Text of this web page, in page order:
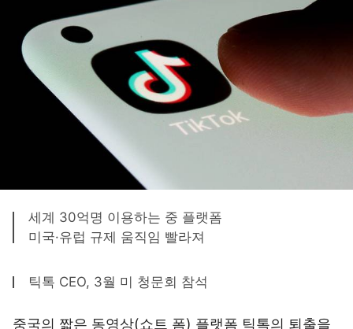
세계 30억명 이용하는 중 플랫폼
미국·유럽 규제 움직임 빨라져
틱톡 CEO, 3월 미 청문회 참석
중국의 짧은 동영상(쇼트 폼) 플랫폼 틱톡의 퇴출을